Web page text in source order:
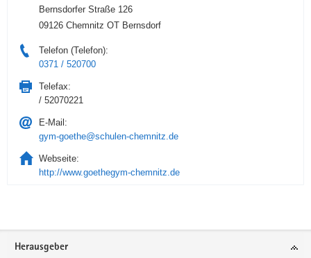
Bernsdorfer Straße 126
09126 Chemnitz OT Bernsdorf
Telefon (Telefon):
0371 / 520700
Telefax:
/ 52070221
E-Mail:
gym-goethe@schulen-chemnitz.de
Webseite:
http://www.goethegym-chemnitz.de
Service
Herausgeber